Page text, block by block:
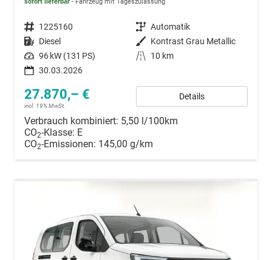
Fahrzeugnummer 1225160 Getriebe Automatik
Kraftstoff Diesel Außenfarbe Kontrast Grau Metallic
Leistung 96 kW (131 PS) Kilometerstand
10 km
30.03.2026
27.870,– €
incl. 19% MwSt.
Details
Verbrauch kombiniert: 5,50 l/100km
CO2-Klasse: E
CO2-Emissionen: 145,00 g/km